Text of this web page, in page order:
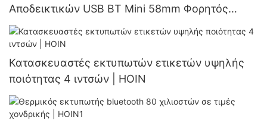
Αποδεικτικών USB BT Mini 58mm Φορητός
θερμικός εκτυπωτής 58mm
Κατασκευαστές εκτυπωτών ετικετών υψηλής
ποιότητας 4 ιντσών | HOIN